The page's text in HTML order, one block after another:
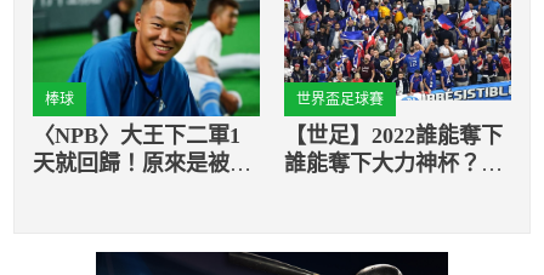
棒球
〈NPB〉大王下二軍1
天就回歸！原來是被放
世界盃足球賽
【世足】2022誰能奪下
誰能奪下大力神杯？AI